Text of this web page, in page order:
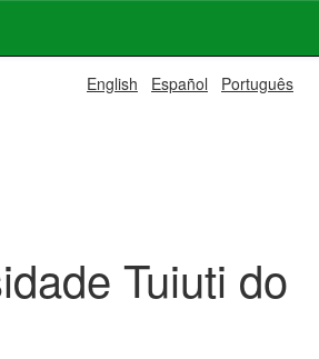
English Español Português
Tuiuti do